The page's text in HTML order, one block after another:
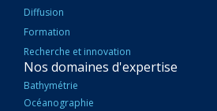
Diffusion
Formation
Recherche et innovation
Nos domaines d'expertise
Bathymétrie
Océanographie